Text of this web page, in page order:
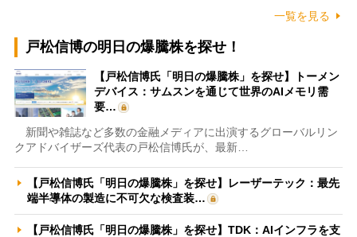
一覧を見る
戸松信博の明日の爆騰株を探せ！
【戸松信博氏「明日の爆騰株」を探せ】トーメン
デバイス：サムスンを通じて世界のAIメモリ需
要…
新聞や雑誌など多数の金融メディアに出演するグローバルリン
クアドバイザーズ代表の戸松信博氏が、最新…
【戸松信博氏「明日の爆騰株」を探せ】レーザーテック：最先
端半導体の製造に不可欠な検査装…
【戸松信博氏「明日の爆騰株」を探せ】TDK：AIインフラを支